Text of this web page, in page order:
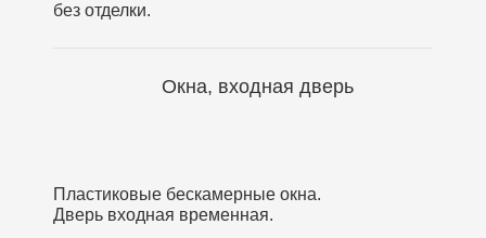
без отделки.
Окна, входная дверь
Пластиковые бескамерные окна.
Дверь входная временная.